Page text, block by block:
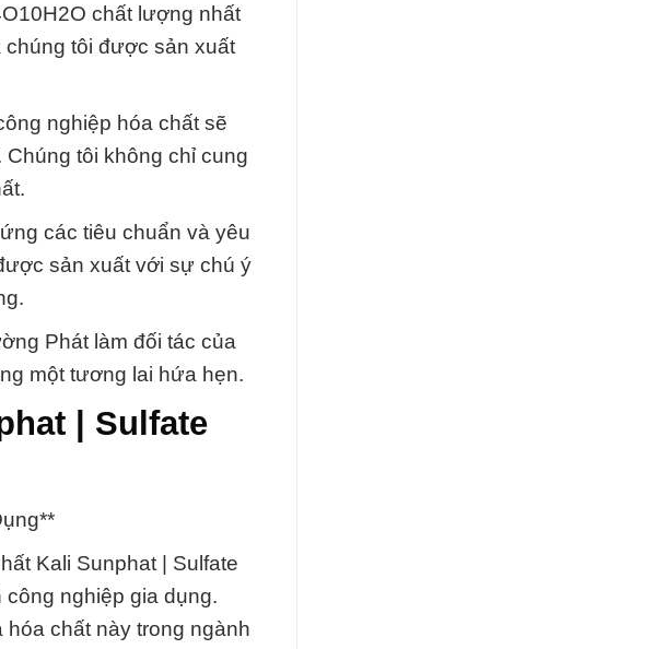
chất lượng nhất
tôi được sản xuất
nghiệp hóa chất sẽ
tôi không chỉ cung
các tiêu chuẩn và yêu
sản xuất với sự chú ý
Phát làm đối tác của
một tương lai hứa hẹn.
| Sulfate
Kali Sunphat | Sulfate
nghiệp gia dụng.
chất này trong ngành